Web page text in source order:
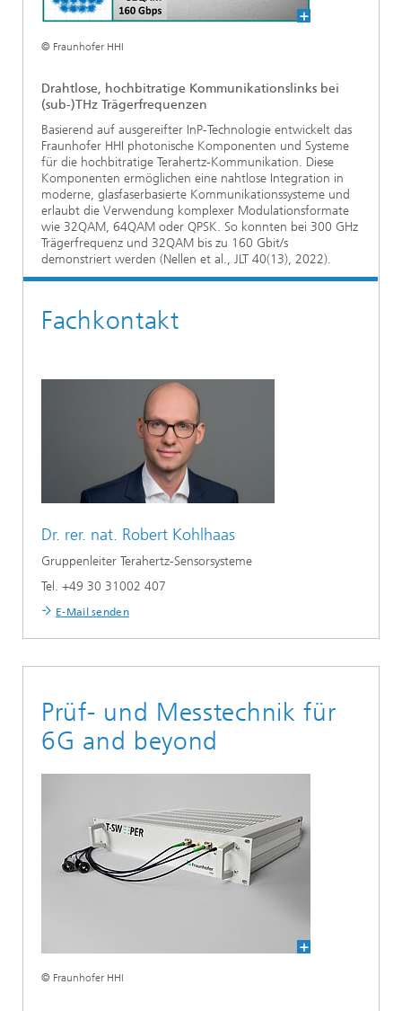
© Fraunhofer HHI
Drahtlose, hochbitratige Kommunikationslinks bei
(sub-)THz Trägerfrequenzen
Basierend auf ausgereifter InP-Technologie entwickelt das
Fraunhofer HHI photonische Komponenten und Systeme
für die hochbitratige Terahertz-Kommunikation. Diese
Komponenten ermöglichen eine nahtlose Integration in
moderne, glasfaserbasierte Kommunikationssysteme und
erlaubt die Verwendung komplexer Modulationsformate
wie 32QAM, 64QAM oder QPSK. So konnten bei 300 GHz
Trägerfrequenz und 32QAM bis zu 160 Gbit/s
demonstriert werden (Nellen et al., JLT 40(13), 2022).
Fachkontakt
Dr. rer. nat. Robert Kohlhaas
Gruppenleiter Terahertz-Sensorsysteme
Tel. +49 30 31002 407
E-Mail senden
Prüf- und Messtechnik für
6G and beyond
© Fraunhofer HHI